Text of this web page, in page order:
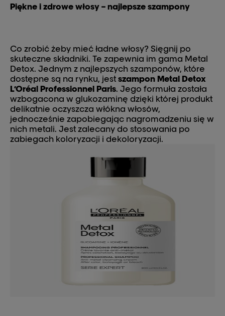
Piękne i zdrowe włosy – najlepsze szampony
Co zrobić żeby mieć ładne włosy? Sięgnij po
skuteczne składniki. Te zapewnia im gama Metal
Detox. Jednym z najlepszych szamponów, które
dostępne są na rynku, jest szampon Metal Detox
L’Oréal Professionnel Paris. Jego formuła została
wzbogacona w glukozaminę dzięki której produkt
delikatnie oczyszcza włókna włosów,
jednocześnie zapobiegając nagromadzeniu się w
nich metali. Jest zalecany do stosowania po
zabiegach koloryzacji i dekoloryzacji.